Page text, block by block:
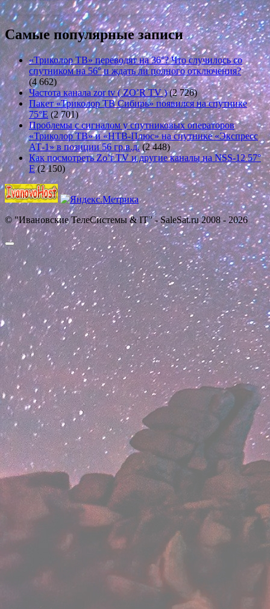
Самые популярные записи
«Триколор ТВ» переводят на 36°? Что случилось со
спутником на 56° и ждать ли полного отключения?
(4 662)
Частота канала zor tv ( ZO’R TV ) (2 726)
Пакет «Триколор ТВ Сибирь» появился на спутнике
75°E (2 701)
Проблемы с сигналом у спутниковых операторов
«Триколор ТВ» и «НТВ-Плюс» на спутнике «Экспресс
АТ-1» в позиции 56 гр.в.д. (2 448)
Как посмотреть Zo’r TV и другие каналы на NSS-12 57°
E (2 150)
© "Ивановские ТелеСистемы & IT" - SaleSat.ru 2008 - 2026
Прокрутить
вверх